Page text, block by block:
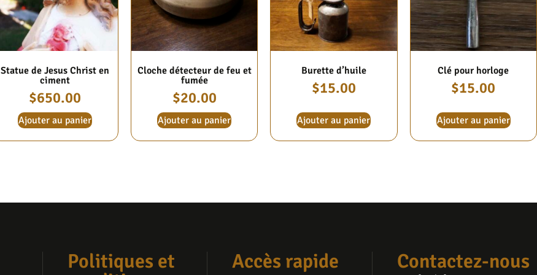
Statue de Jesus Christ en
ciment
$650.00
Ajouter au panier
Cloche détecteur de feu et
fumée
$20.00
Ajouter au panier
Burette d’huile
$15.00
Ajouter au panier
Clé pour horloge
$15.00
Ajouter au panier
Politiques et
Accès rapide Contactez-nous